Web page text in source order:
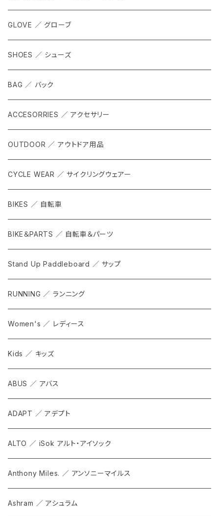
GLOVE ／ グローブ
SHOES ／ シューズ
BAG ／ バック
ACCESORRIES ／ アクセサリー
OUTDOOR ／ アウトドア用品
CYCLE WEAR ／ サイクリングウェアー
BIKES ／ 自転車
BIKE＆PARTS ／ 自転車＆パーツ
Stand Up Paddleboard ／ サップ
RUNNING ／ ランニング
Women's ／ レディース
Kids ／ キッズ
ABUS ／ アバス
ADAPT ／ アデプト
ALTO ／ iSok アルト・アイソック
Anthony Miles. ／ アンソニーマイルス
Ashram ／ アシュラム